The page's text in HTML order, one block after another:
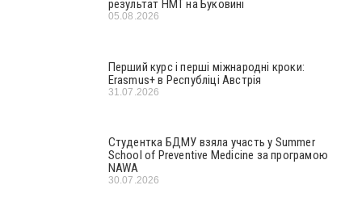
результат НМТ на Буковині
05.08.2026
Перший курс і перші міжнародні кроки:
Erasmus+ в Республіці Австрія
31.07.2026
Студентка БДМУ взяла участь у Summer
School of Preventive Medicine за програмою
NAWA
30.07.2026